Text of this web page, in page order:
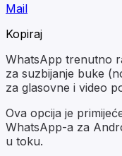
Mail
Kopiraj
WhatsApp trenutno
za suzbijanje buke
za glasovne i video
Ova opcija je
WhatsApp-a za
u toku.